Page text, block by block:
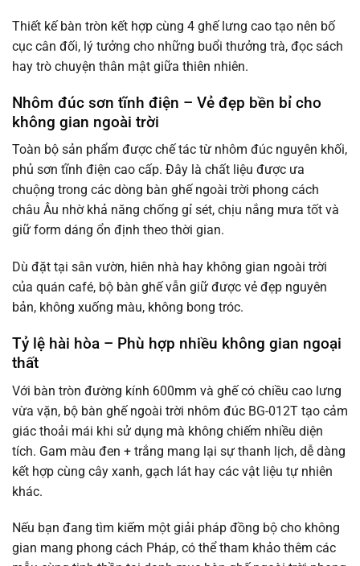
Thiết kế bàn tròn kết hợp cùng 4 ghế lưng cao tạo nên bố
cục cân đối, lý tưởng cho những buổi thưởng trà, đọc sách
hay trò chuyện thân mật giữa thiên nhiên.
Nhôm đúc sơn tĩnh điện – Vẻ đẹp bền bỉ cho
không gian ngoài trời
Toàn bộ sản phẩm được chế tác từ nhôm đúc nguyên khối,
phủ sơn tĩnh điện cao cấp. Đây là chất liệu được ưa
chuộng trong các dòng bàn ghế ngoài trời phong cách
châu Âu nhờ khả năng chống gỉ sét, chịu nắng mưa tốt và
giữ form dáng ổn định theo thời gian.
Dù đặt tại sân vườn, hiên nhà hay không gian ngoài trời
của quán café, bộ bàn ghế vẫn giữ được vẻ đẹp nguyên
bản, không xuống màu, không bong tróc.
Tỷ lệ hài hòa – Phù hợp nhiều không gian ngoại
thất
Với bàn tròn đường kính 600mm và ghế có chiều cao lưng
vừa vặn, bộ bàn ghế ngoài trời nhôm đúc BG-012T tạo cảm
giác thoải mái khi sử dụng mà không chiếm nhiều diện
tích. Gam màu đen + trắng mang lại sự thanh lịch, dễ dàng
kết hợp cùng cây xanh, gạch lát hay các vật liệu tự nhiên
khác.
Nếu bạn đang tìm kiếm một giải pháp đồng bộ cho không
gian mang phong cách Pháp, có thể tham khảo thêm các